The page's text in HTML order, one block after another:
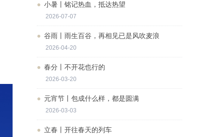
小暑丨铭记热血，抵达热望
2026-07-07
谷雨丨雨生百谷，再相见已是风吹麦浪
2026-04-20
春分丨不开花也行的
2026-03-20
元宵节丨包成什么样，都是圆满
2026-03-03
立春丨开往春天的列车